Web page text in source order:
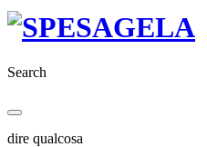
Search
dire qualcosa